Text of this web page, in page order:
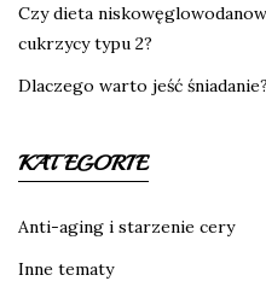
Czy dieta
cukrzycy typu 2?
Dlaczego warto jeść
KATEGORIE
Anti-aging i starzenie cery
Inne tematy